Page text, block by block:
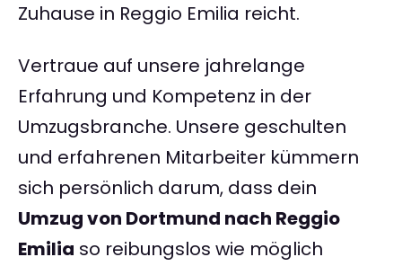
Zuhause in Reggio Emilia reicht.
Vertraue auf unsere jahrelange
Erfahrung und Kompetenz in der
Umzugsbranche. Unsere geschulten
und erfahrenen Mitarbeiter kümmern
sich persönlich darum, dass dein
Umzug von Dortmund nach Reggio
Emilia so reibungslos wie möglich